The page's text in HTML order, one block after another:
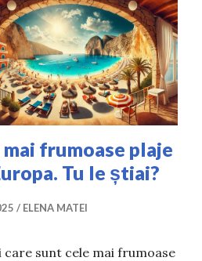
mai frumoase plaje
Tu le știai?
ELENA MATEI
care sunt cele mai frumoase